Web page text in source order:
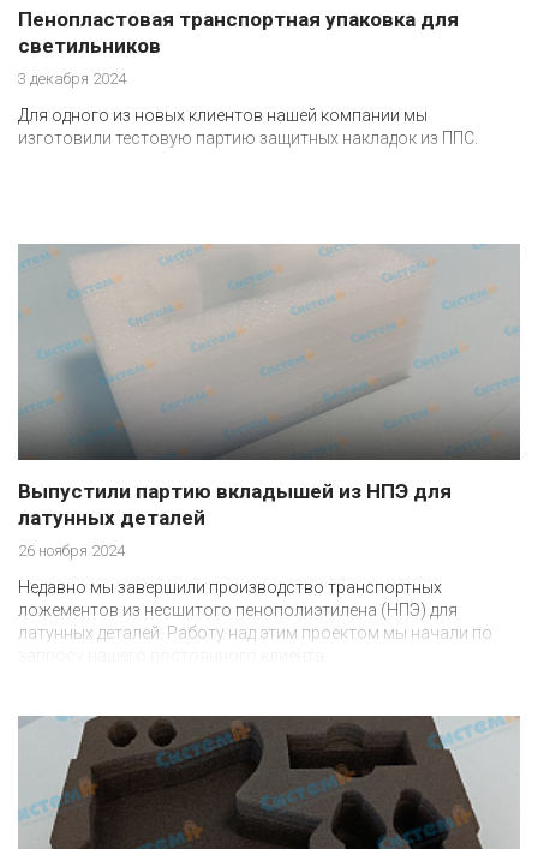
Пенопластовая транспортная упаковка для
светильников
3 декабря 2024
Для одного из новых клиентов нашей компании мы
изготовили тестовую партию защитных накладок из ППС.
Выпустили партию вкладышей из НПЭ для
латунных деталей
26 ноября 2024
Недавно мы завершили производство транспортных
ложементов из несшитого пенополиэтилена (НПЭ) для
латунных деталей. Работу над этим проектом мы начали по